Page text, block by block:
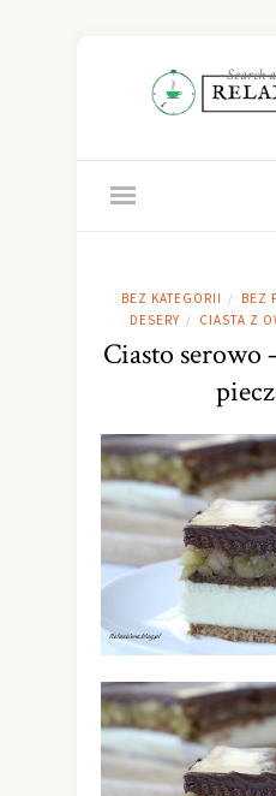
BEZ KATEGORII / BEZ
DESERY / CIASTA Z
Ciasto serowo